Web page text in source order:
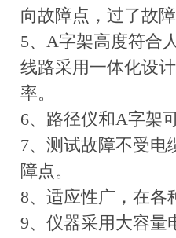
向故障点，过了故
5、A字架高度符合
线路采用一体化设
率。
6、路径仪和A字架
7、测试故障不受
障点。
8、适应性广，在各
9、仪器采用大容量